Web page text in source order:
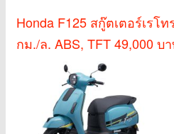
Honda F125 สกู๊ตเตอร์เรโ
กม./ล. ABS, TFT 49,000 บ